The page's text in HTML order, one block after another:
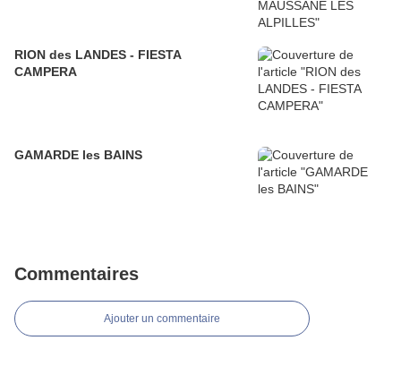
RION des LANDES - FIESTA
CAMPERA
GAMARDE les BAINS
Commentaires
Ajouter un commentaire